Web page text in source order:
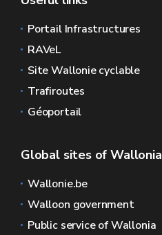
Portail Infrastructures
RAVeL
Site Wallonie cyclable
Trafiroutes
Géoportail
Global sites of Wallonia
Wallonie.be
Walloon government
Public service of Wallonia